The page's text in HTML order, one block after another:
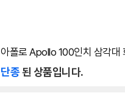
아폴로 Apollo 100인치 삼각
단종된 상품입니다.